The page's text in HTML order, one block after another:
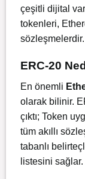
çeşitli dijital
tokenleri,
sözleşmelerdir.
ERC-20
En önemli
olarak bilinir.
çıktı; Token
tüm akıllı
tabanlı
listesini sağlar.